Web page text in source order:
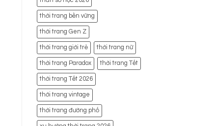
thời trang bền vững
thời trang Gen Z
thời trang giới trẻ thời trang nữ
thời trang Paradox thời trang Tết
thời trang Tết 2026
thời trang vintage
thời trang đường phố